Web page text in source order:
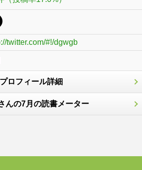
twitter.com/#!/dgwgb
プロフィール詳細
んの7月の読書メーター